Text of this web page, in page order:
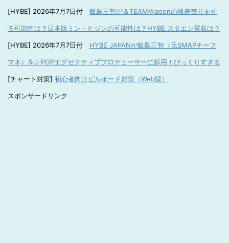
[HYBE] 2026年7月7日付 飯島三智が＆TEAMやaoenの格差売りをす
る可能性は？日本版ミン・ヒジンの可能性は？HYBE スタエン買収は？
[HYBE] 2026年7月7日付 HYBE JAPANが飯島三智（元SMAPチーフ
マネ）をJ-POPエグゼクティブプロデューサーに起用！びっくりすぎる
[チャート対策] 初心者向けビルボード対策（Web版）
スポンサードリンク